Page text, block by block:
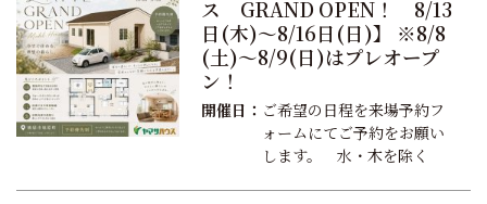
ス GRAND OPEN！ 8/13
日(木)～8/16日(日)】 ※8/8
(土)～8/9(日)はプレオープ
ン！
開催日： ご希望の日程を来場予約フ
ォームにてご予約をお願い
します。 水・木を除く